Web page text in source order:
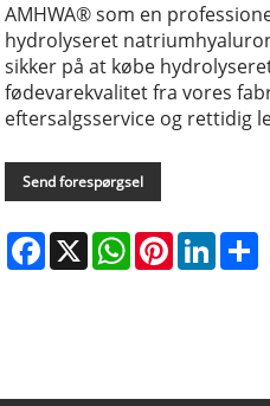
AMHWA® som en
hydrolyseret
sikker på at købe
fødevarekvalitet fra vores
eftersalgsservice og rettidig
Send forespørgsel
Facebook
X WhatsAppPinterest